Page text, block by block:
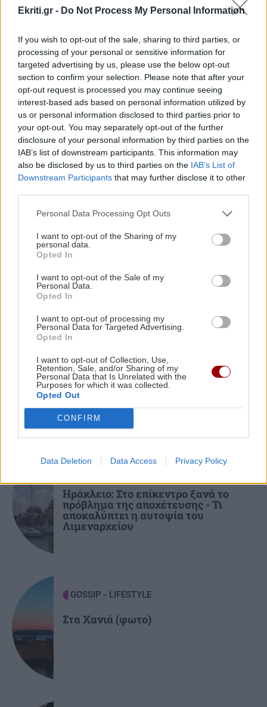
Ekriti.gr - Do Not Process My Personal Information
If you wish to opt-out of the sale, sharing to third parties, or
processing of your personal or sensitive information for
targeted advertising by us, please use the below opt-out
section to confirm your selection. Please note that after your
opt-out request is processed you may continue seeing
interest-based ads based on personal information utilized by
us or personal information disclosed to third parties prior to
your opt-out. You may separately opt-out of the further
disclosure of your personal information by third parties on the
IAB’s list of downstream participants. This information may
also be disclosed by us to third parties on the IAB’s List of
Downstream Participants that may further disclose it to other
Personal Data Processing Opt Outs
I want to opt-out of the Sharing of my
personal data.
Opted In
I want to opt-out of the Sale of my
Personal Data.
Opted In
I want to opt-out of processing my
Personal Data for Targeted Advertising.
Opted In
I want to opt-out of Collection, Use,
Retention, Sale, and/or Sharing of my
Personal Data that Is Unrelated with the
Purposes for which it was collected.
Opted Out
CONFIRM
Data Deletion Data Access Privacy Policy
09:13
ΚΡΗΤΗ
της αποχέτευσης - Τι αποκαλύπτει η αυτοψία
του Λιμεναρχείου
09:00
GOSSIP - LIFESTYLE
Στα Χανιά (φωτο)
08:49
ΚΟΙΝΩΝΙΑ
Τροχαίο στην Αθηνών-Σουνίου: Μηχανή ΔΙΑΣ
συγκρούστηκε με ΙΧ – Δύο αστυνομικοί
τραυματίες
08:35
ΚΟΣΜΟΣ
Ιράν: «Δεν ανοίγουν τα Στενά του Ορμούζ αν
ΚΡΗΤΗ
Τραγωδία στον Κάβρο Χανίων - Νεκρή 62χρονη
τουρίστρια στη θάλασσα
08:11
ΚΡΗΤΗ
Ηράκλειο: Συγκίνηση στην εορτή του Αγίου
Μύρωνος - Χειροτονία νέου πρεσβυτέρου
08:00
ΓΥΝΑΙΚΑ
07:47
ΚΡΗΤΗ
Στο «κόκκινο» η Κρήτη για εκδήλωση
πυρκαγιάς – Πού απαγορεύεται η κυκλοφορία
ΚΡΗΤΗ
Συνελήφθησαν πέντε νεαροί
Όλες οι ειδήσεις
ΠΕΡΙΣΣΟΤΕΡΑ
ΟΙΚΟΝΟΜΙΑ
Μειωμένη σύνταξη στα 62: Ποιοι
κερδίζουν έως 86.000 ευρώ
Ηράκλειο: Στο επίκεντρο ξανά το
πρόβλημα της αποχέτευσης - Τι
αποκαλύπτει η αυτοψία του
Λιμεναρχείου
GOSSIP - LIFESTYLE
Στα Χανιά (φωτο)